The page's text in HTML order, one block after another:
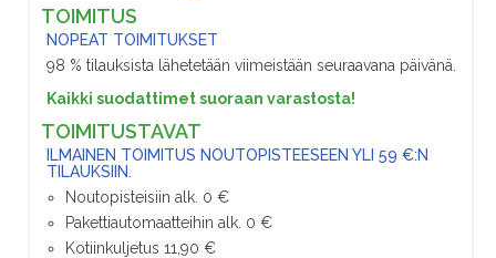
TOIMITUS
NOPEAT TOIMITUKSET
98 % tilauksista lähetetään viimeistään seuraavana päivänä.
Kaikki suodattimet suoraan varastosta!
TOIMITUSTAVAT
ILMAINEN TOIMITUS NOUTOPISTEESEEN YLI 59 €:N
TILAUKSIIN.
Noutopisteisiin alk. 0 €
Pakettiautomaatteihin alk. 0 €
Kotiinkuljetus 11,90 €